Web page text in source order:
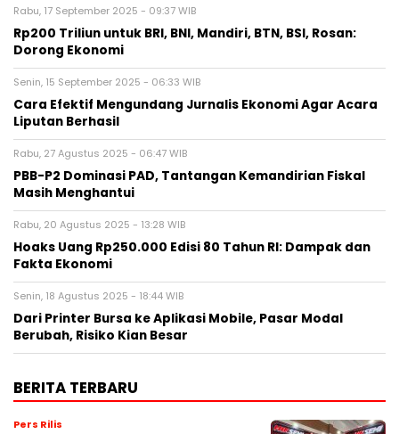
Rabu, 17 September 2025 - 09:37 WIB
Rp200 Triliun untuk BRI, BNI, Mandiri, BTN, BSI, Rosan:
Dorong Ekonomi
Senin, 15 September 2025 - 06:33 WIB
Cara Efektif Mengundang Jurnalis Ekonomi Agar Acara
Liputan Berhasil
Rabu, 27 Agustus 2025 - 06:47 WIB
PBB-P2 Dominasi PAD, Tantangan Kemandirian Fiskal
Masih Menghantui
Rabu, 20 Agustus 2025 - 13:28 WIB
Hoaks Uang Rp250.000 Edisi 80 Tahun RI: Dampak dan
Fakta Ekonomi
Senin, 18 Agustus 2025 - 18:44 WIB
Dari Printer Bursa ke Aplikasi Mobile, Pasar Modal
Berubah, Risiko Kian Besar
BERITA TERBARU
Pers Rilis